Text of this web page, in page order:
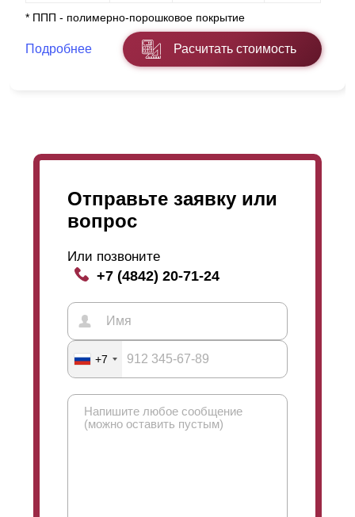
* ППП - полимерно-порошковое покрытие
Подробнее Расчитать стоимость
Отправьте заявку или
вопрос
Или позвоните
+7 (4842) 20-71-24
+7